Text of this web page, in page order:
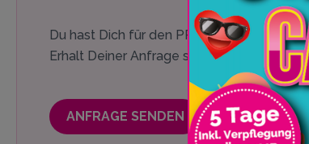
Du hast Dich für den PRIVAT.SPRUNG
Erhalt Deiner Anfrage senden wir Dir
ANFRAGE SENDEN